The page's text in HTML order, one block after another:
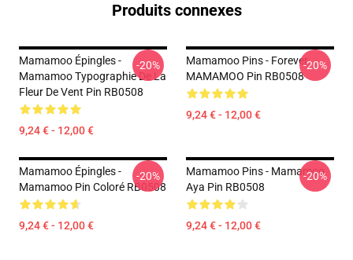
Produits connexes
Mamamoo Épingles -
Mamamoo Typographie De La
Fleur De Vent Pin RB0508
9,24 € - 12,00 €
-20%
Mamamoo Pins - Forever
MAMAMOO Pin RB0508
9,24 € - 12,00 €
-20%
Mamamoo Épingles -
Mamamoo Pin Coloré RB0508
9,24 € - 12,00 €
-20%
Mamamoo Pins - Mamamoo
Aya Pin RB0508
9,24 € - 12,00 €
-20%